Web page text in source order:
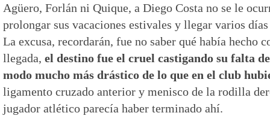
Agüero, Forlán ni Quique, a Diego Costa no se le
prolongar sus vacaciones estivales y llegar varios
La excusa, recordarán, fue no saber qué había hecho
llegada, el destino fue el cruel castigando su falta
modo mucho más drástico de lo que en el club
ligamento cruzado anterior y menisco de la rodilla
jugador atlético parecía haber terminado ahí.